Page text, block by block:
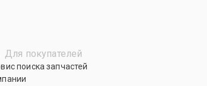
Для покупателей
поиска запчастей